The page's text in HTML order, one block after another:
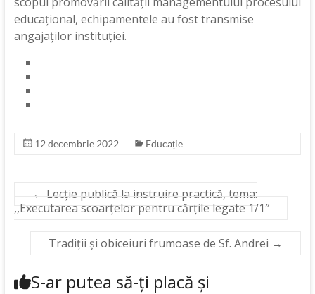
educațional, echipamentele au fost transmise
angajaților instituției.
12 decembrie 2022 Educație
←
Lecție publică la instruire practică, tema:
,,Executarea scoarțelor pentru cărțile legate 1/1″
Tradiții și obiceiuri frumoase de Sf. Andrei →
S-ar putea să-ți placă și